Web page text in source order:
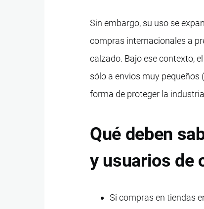
Sin embargo, su uso se
compras internacionales a
calzado. Bajo ese contexto,
sólo a envios muy
forma de proteger la
Qué deben
y usuarios de
Si compras en tiendas